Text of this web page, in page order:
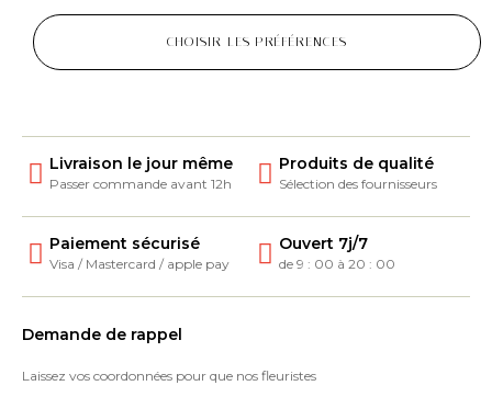
CHOISIR LES PRÉFÉRENCES
Livraison le jour même
Passer commande avant 12h
Produits de qualité
Sélection des fournisseurs
Paiement sécurisé
Visa / Mastercard / apple pay
Ouvert 7j/7
de 9 : 00 à 20 : 00
Demande de rappel
Laissez vos coordonnées pour que nos fleuristes